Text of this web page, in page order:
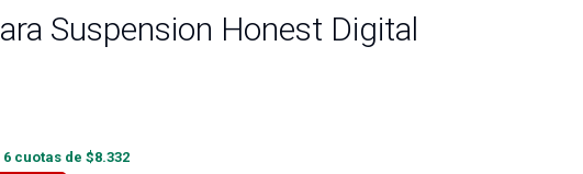
Suspension Honest Digital
6 cuotas de $8.332